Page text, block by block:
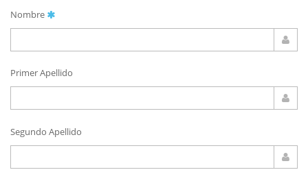
Nombre
Primer Apellido
Segundo Apellido